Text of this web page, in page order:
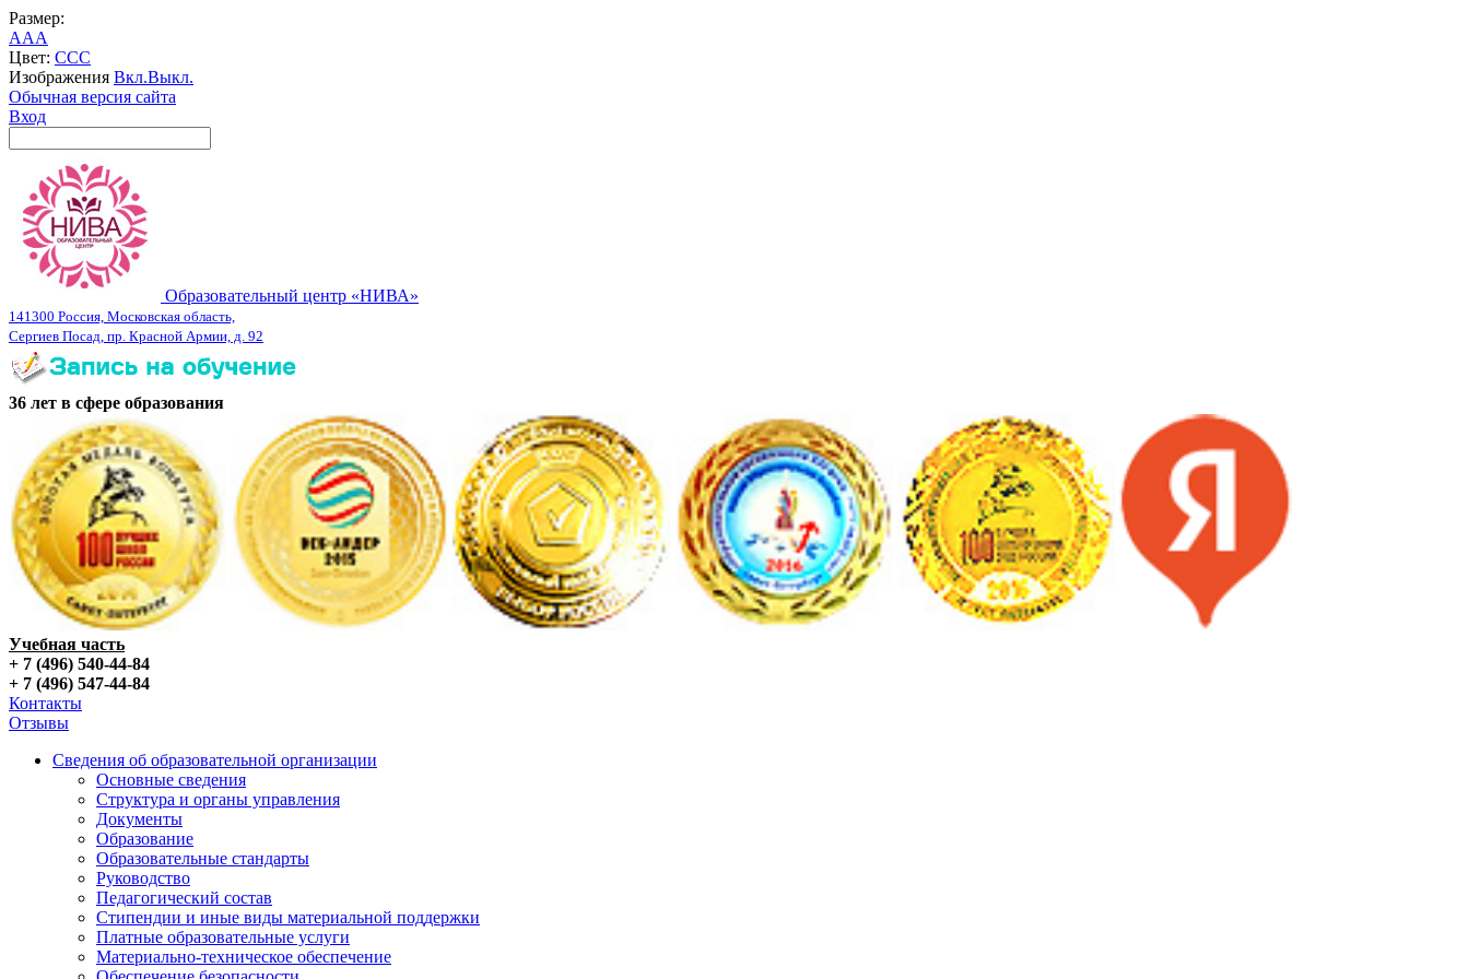
Размер:
AAA
Цвет: CCC
Изображения Вкл.Выкл.
Обычная версия сайта
Вход
Образовательный центр «НИВА»
141300 Россия, Московская область,
Сергиев Посад, пр. Красной Армии, д. 92
36 лет в сфере образования
Учебная часть
+ 7 (496) 540-44-84
+ 7 (496) 547-44-84
Контакты
Отзывы
Сведения об образовательной организации
Основные сведения
Структура и органы управления
Документы
Образование
Образовательные стандарты
Руководство
Педагогический состав
Стипендии и иные виды материальной поддержки
Платные образовательные услуги
Материально-техническое обеспечение